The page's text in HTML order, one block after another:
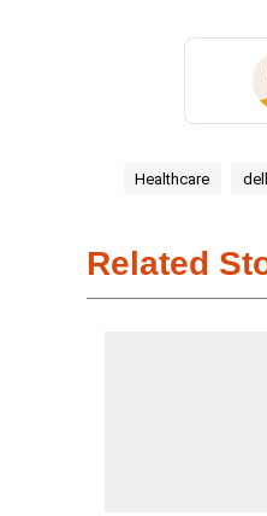
Healthcare
Related